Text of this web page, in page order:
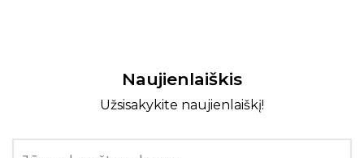
Naujienlaiškis
Užsisakykite naujienlaiškį!